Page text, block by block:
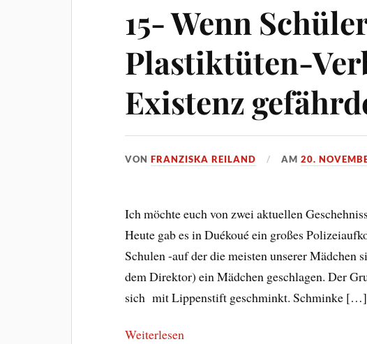
15- Wenn
Plastiktüten-
Existenz
VONFRANZISKA REILAND AM20.
Ich möchte euch von zwei aktuellen
Heute gab es in Duékoué ein großes
Schulen -auf der die meisten unserer Mädchen
dem Direktor) ein Mädchen geschlagen. Der
sich mit Lippenstift geschminkt. Schminke […]
Weiterlesen